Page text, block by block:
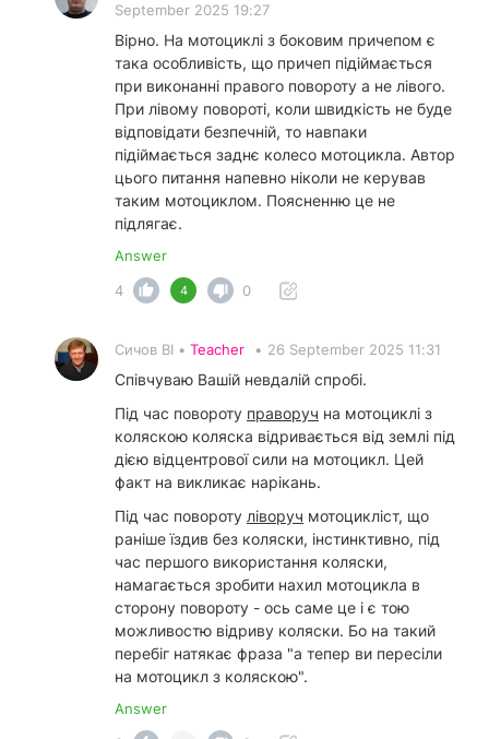
September 2025 19:27
Вірно. На мотоциклі з боковим причепом є
така особливість, що причеп підіймається
при виконанні правого повороту а не лівого.
При лівому повороті, коли швидкість не буде
відповідати безпечній, то навпаки
підіймається заднє колесо мотоцикла. Автор
цього питання напевно ніколи не керував
таким мотоциклом. Поясненню це не
підлягає.
Answer
4
4 0
Сичов ВІ • Teacher • 26 September 2025 11:31
Співчуваю Вашій невдалій спробі.
Під час повороту праворуч на мотоциклі з
коляскою коляска відривається від землі під
дією відцентрової сили на мотоцикл. Цей
факт на викликає нарікань.
Під час повороту ліворуч мотоцикліст, що
раніше їздив без коляски, інстинктивно, під
час першого використання коляски,
намагається зробити нахил мотоцикла в
сторону повороту - ось саме це і є тою
можливостю відриву коляски. Бо на такий
перебіг натякає фраза "а тепер ви пересіли
на мотоцикл з коляскою".
Answer